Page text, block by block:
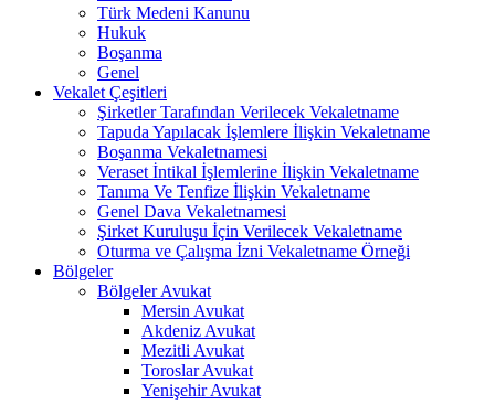
Türk Medeni Kanunu
Hukuk
Boşanma
Genel
Vekalet Çeşitleri
Şirketler Tarafından Verilecek Vekaletname
Tapuda Yapılacak İşlemlere İlişkin Vekaletname
Boşanma Vekaletnamesi
Veraset İntikal İşlemlerine İlişkin Vekaletname
Tanıma Ve Tenfize İlişkin Vekaletname
Genel Dava Vekaletnamesi
Şirket Kuruluşu İçin Verilecek Vekaletname
Oturma ve Çalışma İzni Vekaletname Örneği
Bölgeler
Bölgeler Avukat
Mersin Avukat
Akdeniz Avukat
Mezitli Avukat
Toroslar Avukat
Yenişehir Avukat